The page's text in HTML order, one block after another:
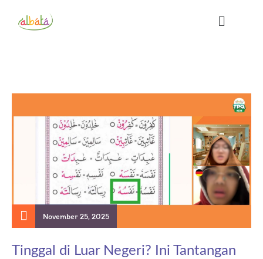
November 25, 2025
Tinggal di Luar Negeri? Ini Tantangan